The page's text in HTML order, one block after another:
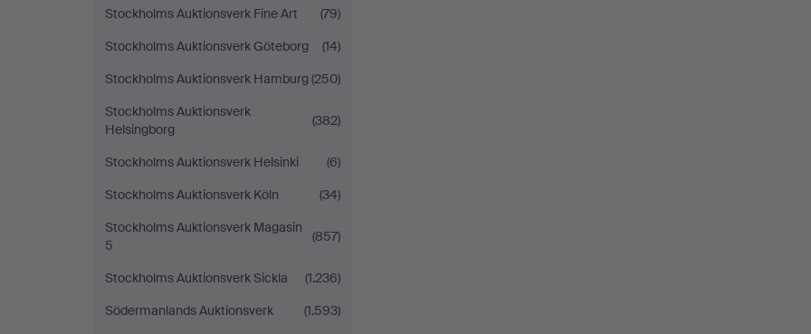
Stockholms Auktionsverk Fine Art
(79)
Stockholms Auktionsverk Göteborg
(14)
Stockholms Auktionsverk Hamburg(250)
Stockholms Auktionsverk
Helsingborg
(382)
Stockholms Auktionsverk Helsinki
(6)
Stockholms Auktionsverk Köln
(34)
Stockholms Auktionsverk Magasin
5
(857)
Stockholms Auktionsverk Sickla
(1.236)
Södermanlands Auktionsverk
(1.593)